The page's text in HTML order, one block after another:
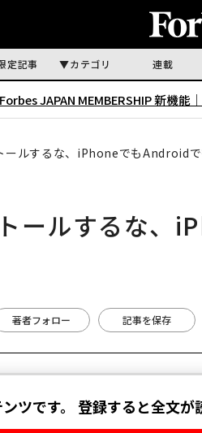
定記事 カテゴリ 連載
Forbes JAPAN MEMBERSHIP 新機能｜
ールするな、iPhoneでもAndroidで
ールするな、
著者フォロー 記事を保存